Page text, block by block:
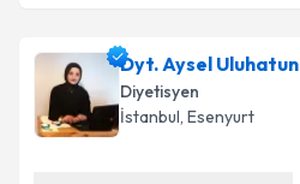
Dyt. Aysel Uluhatun
Diyetisyen
İstanbul, Esenyurt